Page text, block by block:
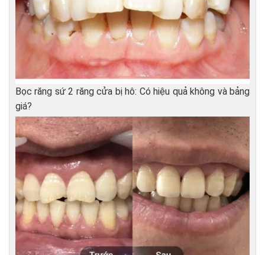
Bọc răng sứ 2 răng cửa bị hô: Có hiệu quả không và bảng
giá?